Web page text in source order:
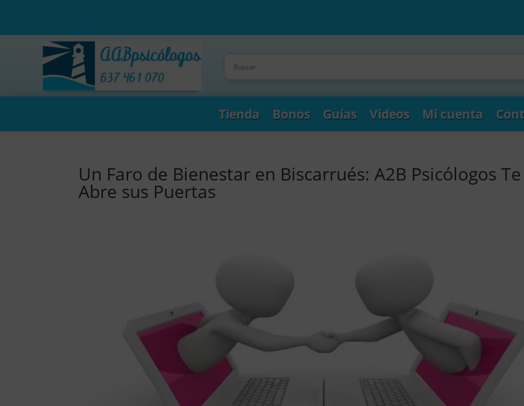
Tienda Bonos Guías Videos Mi cuenta
Un Faro de Bienestar en Biscarrués: A2B Psicólogos Te
Abre sus Puertas